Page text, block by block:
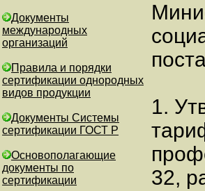
Документы
международных
организаций
Правила и порядки
сертификации однородных
видов продукции
Документы Системы
сертификации ГОСТ Р
Основополагающие
документы по
сертификации
1.
32,